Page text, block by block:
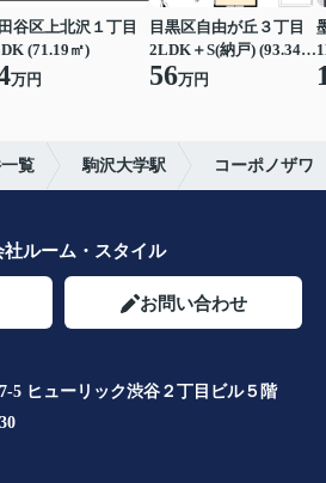
谷区上北沢１丁目
(71.19㎡)
万円
目黒区自由が丘３丁目
2LDK＋S(納戸) (93.34㎡)
56万円
覧 駒沢大学駅 コーポノザワ
社ルーム・スタイル
お問い合わせ
5 ヒューリック渋谷２丁目ビル５階